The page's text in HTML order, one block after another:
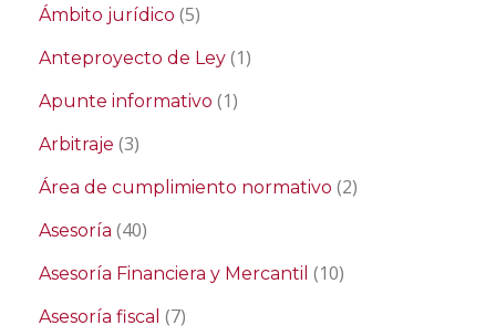
Ámbito jurídico (5)
Anteproyecto de Ley (1)
Apunte informativo (1)
Arbitraje (3)
Área de cumplimiento normativo (2)
Asesoría (40)
Asesoría Financiera y Mercantil (10)
Asesoría fiscal (7)